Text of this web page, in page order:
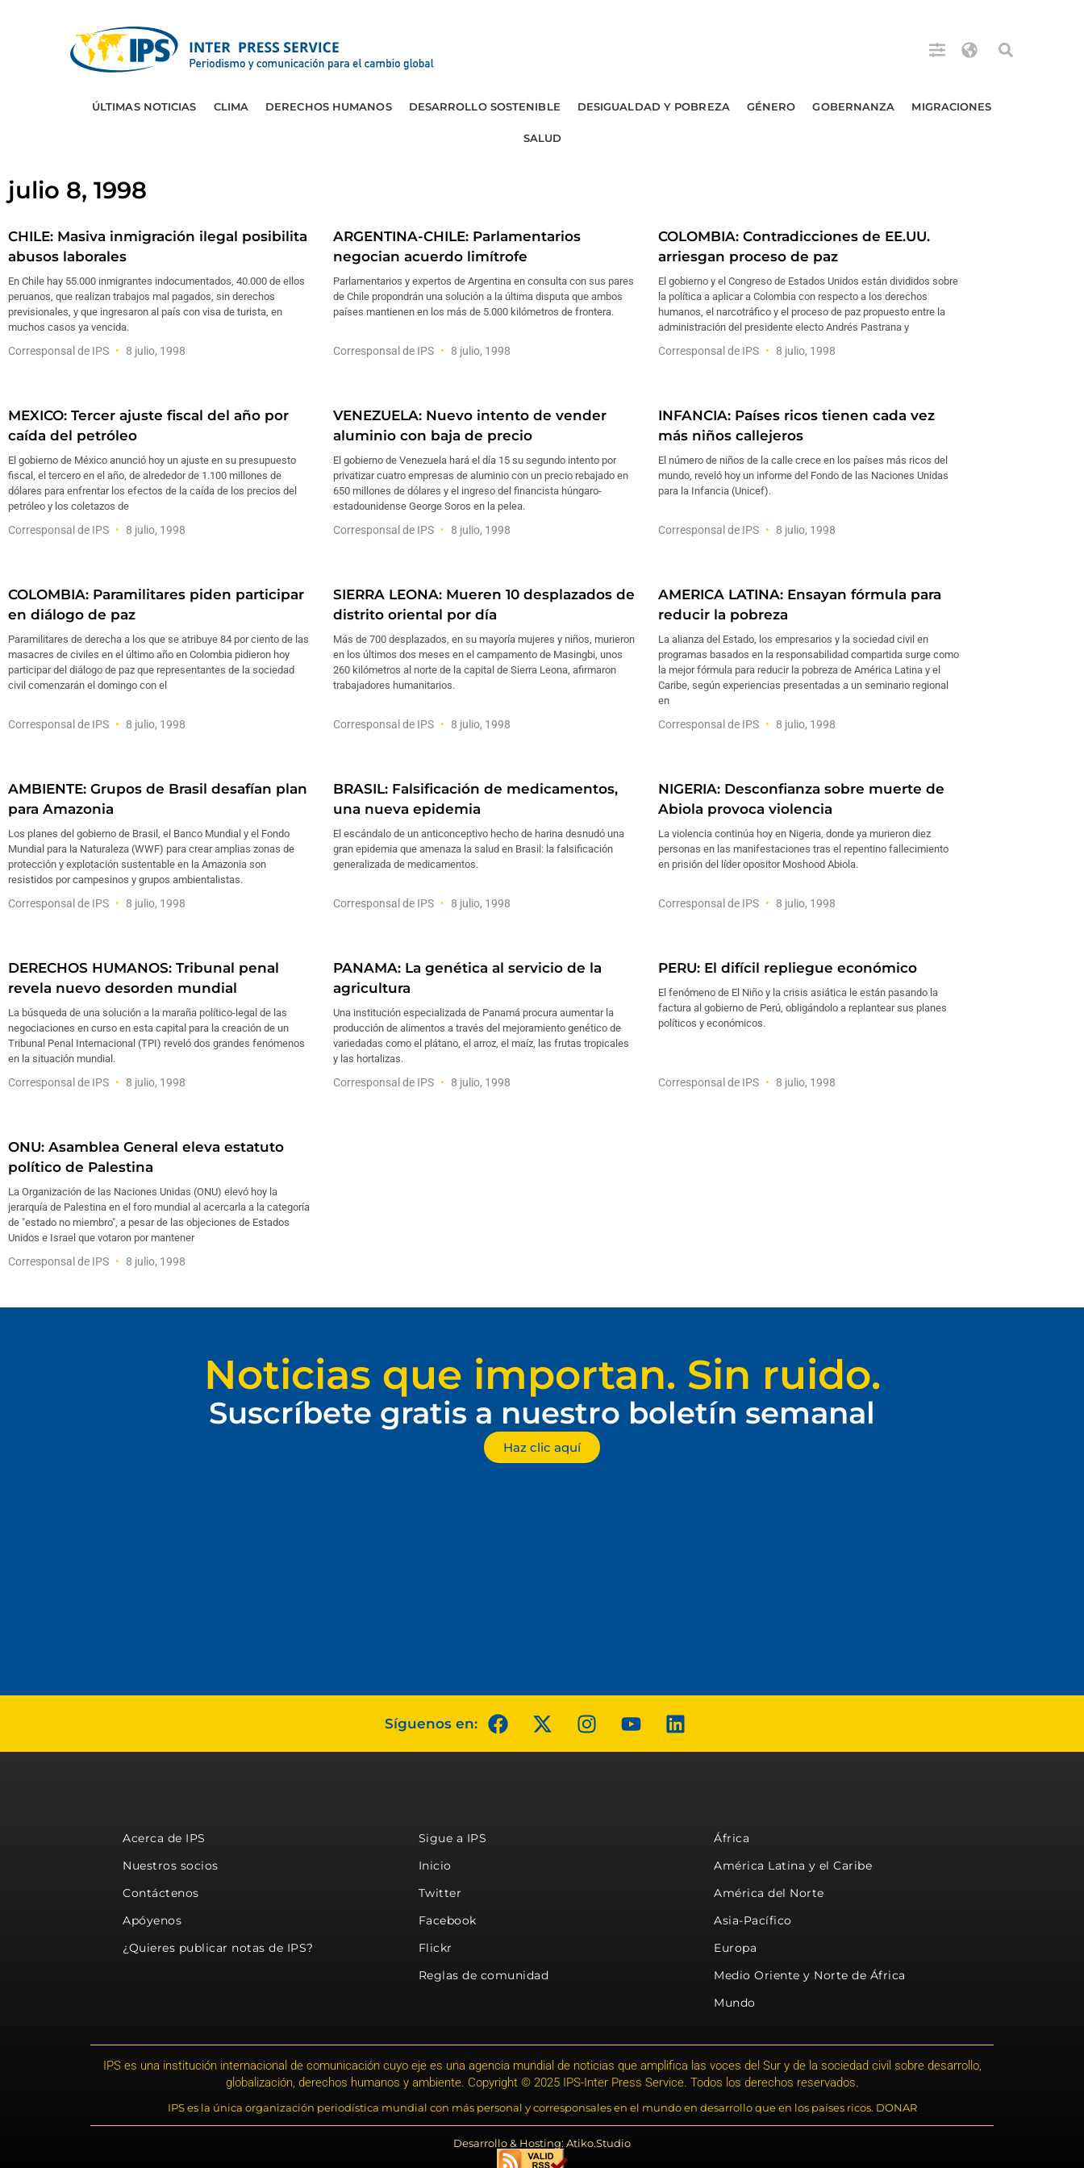
ÚLTIMAS NOTICIAS CLIMA DERECHOS HUMANOS DESARROLLO SOSTENIBLE DESIGUALDAD Y POBREZA GÉNERO GOBERNANZA MIGRACIONES
SALUD
julio 8, 1998
CHILE: Masiva inmigración ilegal posibilita
abusos laborales
En Chile hay 55.000 inmigrantes indocumentados, 40.000 de ellos
peruanos, que realizan trabajos mal pagados, sin derechos
previsionales, y que ingresaron al país con visa de turista, en
muchos casos ya vencida.
Corresponsal de IPS 8 julio, 1998
ARGENTINA-CHILE: Parlamentarios
negocian acuerdo limítrofe
Parlamentarios y expertos de Argentina en consulta con sus pares
de Chile propondrán una solución a la última disputa que ambos
países mantienen en los más de 5.000 kilómetros de frontera.
Corresponsal de IPS 8 julio, 1998
COLOMBIA: Contradicciones de EE.UU.
arriesgan proceso de paz
El gobierno y el Congreso de Estados Unidos están divididos sobre
la política a aplicar a Colombia con respecto a los derechos
humanos, el narcotráfico y el proceso de paz propuesto entre la
administración del presidente electo Andrés Pastrana y
Corresponsal de IPS 8 julio, 1998
MEXICO: Tercer ajuste fiscal del año por
caída del petróleo
El gobierno de México anunció hoy un ajuste en su presupuesto
fiscal, el tercero en el año, de alrededor de 1.100 millones de
dólares para enfrentar los efectos de la caída de los precios del
petróleo y los coletazos de
Corresponsal de IPS 8 julio, 1998
VENEZUELA: Nuevo intento de vender
aluminio con baja de precio
El gobierno de Venezuela hará el día 15 su segundo intento por
privatizar cuatro empresas de aluminio con un precio rebajado en
650 millones de dólares y el ingreso del financista húngaro-
estadounidense George Soros en la pelea.
Corresponsal de IPS 8 julio, 1998
INFANCIA: Países ricos tienen cada vez
más niños callejeros
El número de niños de la calle crece en los países más ricos del
mundo, reveló hoy un informe del Fondo de las Naciones Unidas
para la Infancia (Unicef).
Corresponsal de IPS 8 julio, 1998
COLOMBIA: Paramilitares piden participar
en diálogo de paz
Paramilitares de derecha a los que se atribuye 84 por ciento de las
masacres de civiles en el último año en Colombia pidieron hoy
participar del diálogo de paz que representantes de la sociedad
civil comenzarán el domingo con el
Corresponsal de IPS 8 julio, 1998
SIERRA LEONA: Mueren 10 desplazados de
distrito oriental por día
Más de 700 desplazados, en su mayoría mujeres y niños, murieron
en los últimos dos meses en el campamento de Masingbi, unos
260 kilómetros al norte de la capital de Sierra Leona, afirmaron
trabajadores humanitarios.
Corresponsal de IPS 8 julio, 1998
AMERICA LATINA: Ensayan fórmula para
reducir la pobreza
La alianza del Estado, los empresarios y la sociedad civil en
programas basados en la responsabilidad compartida surge como
la mejor fórmula para reducir la pobreza de América Latina y el
Caribe, según experiencias presentadas a un seminario regional
en
Corresponsal de IPS 8 julio, 1998
AMBIENTE: Grupos de Brasil desafían plan
para Amazonia
Los planes del gobierno de Brasil, el Banco Mundial y el Fondo
Mundial para la Naturaleza (WWF) para crear amplias zonas de
protección y explotación sustentable en la Amazonia son
resistidos por campesinos y grupos ambientalistas.
Corresponsal de IPS 8 julio, 1998
BRASIL: Falsificación de medicamentos,
una nueva epidemia
El escándalo de un anticonceptivo hecho de harina desnudó una
gran epidemia que amenaza la salud en Brasil: la falsificación
generalizada de medicamentos.
Corresponsal de IPS 8 julio, 1998
NIGERIA: Desconfianza sobre muerte de
Abiola provoca violencia
La violencia continúa hoy en Nigeria, donde ya murieron diez
personas en las manifestaciones tras el repentino fallecimiento
en prisión del líder opositor Moshood Abiola.
Corresponsal de IPS 8 julio, 1998
DERECHOS HUMANOS: Tribunal penal
revela nuevo desorden mundial
La búsqueda de una solución a la maraña político-legal de las
negociaciones en curso en esta capital para la creación de un
Tribunal Penal Internacional (TPI) reveló dos grandes fenómenos
en la situación mundial.
Corresponsal de IPS 8 julio, 1998
PANAMA: La genética al servicio de la
agricultura
Una institución especializada de Panamá procura aumentar la
producción de alimentos a través del mejoramiento genético de
variedadas como el plátano, el arroz, el maíz, las frutas tropicales
y las hortalizas.
Corresponsal de IPS 8 julio, 1998
PERU: El difícil repliegue económico
El fenómeno de El Niño y la crisis asiática le están pasando la
factura al gobierno de Perú, obligándolo a replantear sus planes
políticos y económicos.
Corresponsal de IPS 8 julio, 1998
ONU: Asamblea General eleva estatuto
político de Palestina
La Organización de las Naciones Unidas (ONU) elevó hoy la
jerarquía de Palestina en el foro mundial al acercarla a la categoría
de "estado no miembro", a pesar de las objeciones de Estados
Unidos e Israel que votaron por mantener
Corresponsal de IPS 8 julio, 1998
Noticias que importan. Sin ruido.
Suscríbete gratis a nuestro boletín semanal
Haz clic aquí
Síguenos en:
Acerca de IPS
Nuestros socios
Contáctenos
Apóyenos
¿Quieres publicar notas de IPS?
Sigue a IPS
Inicio
Twitter
Facebook
Flickr
Reglas de comunidad
África
América Latina y el Caribe
América del Norte
Asia-Pacífico
Europa
Medio Oriente y Norte de África
Mundo
IPS es una institución internacional de comunicación cuyo eje es una agencia mundial de noticias que amplifica las voces del Sur y de la sociedad civil sobre desarrollo,
globalización, derechos humanos y ambiente. Copyright © 2025 IPS-Inter Press Service. Todos los derechos reservados.
IPS es la única organización periodística mundial con más personal y corresponsales en el mundo en desarrollo que en los países ricos. DONAR
Desarrollo & Hosting: Atiko.Studio